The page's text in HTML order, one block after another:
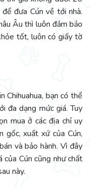
đưa Cún về tới nhà.
Âu thì luôn đảm bảo
tốt, luôn có giấy tờ
Chihuahua, bạn có thể
đa dạng mức giá. Tuy
mua ở các địa chỉ uy
xuất xứ của Cún,
và bảo hành. Vì đây
Cún cũng như chất
này.